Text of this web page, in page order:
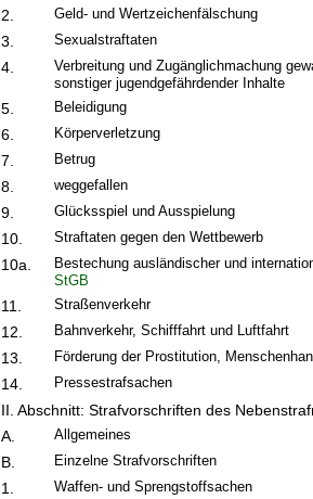
2. Geld- und Wertzeichenfälschung
3. Sexualstraftaten
4.
Verbreitung und Zugänglichmachung
sonstiger jugendgefährdender Inhalte
5. Beleidigung
6. Körperverletzung
7. Betrug
8. weggefallen
9. Glücksspiel und Ausspielung
10. Straftaten gegen den Wettbewerb
10a.
Bestechung ausländischer und
StGB
11. Straßenverkehr
12. Bahnverkehr, Schifffahrt und Luftfahrt
13. Förderung der Prostitution,
14. Pressestrafsachen
II. Abschnitt: Strafvorschriften des
A.
Allgemeines
B. Einzelne Strafvorschriften
1. Waffen- und Sprengstoffsachen